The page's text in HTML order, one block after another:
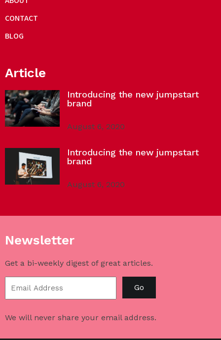
CONTACT
BLOG
Article
Introducing the new jumpstart
brand
August 6, 2020
Introducing the new jumpstart
brand
August 6, 2020
Newsletter
Get a bi-weekly digest of great articles.
Go
We will never share your email address.